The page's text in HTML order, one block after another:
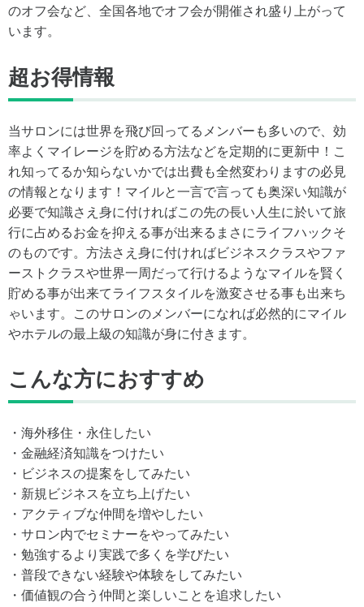
のオフ会など、全国各地でオフ会が開催され盛り上がって
います。
超お得情報
当サロンには世界を飛び回ってるメンバーも多いので、効
率よくマイレージを貯める方法などを定期的に更新中！こ
れ知ってるか知らないかでは出費も全然変わりますの必見
の情報となります！マイルと一言で言っても奥深い知識が
必要で知識さえ身に付ければこの先の長い人生に於いて旅
行に占めるお金を抑える事が出来るまさにライフハックそ
のものです。方法さえ身に付ければビジネスクラスやファ
ーストクラスや世界一周だって行けるようなマイルを賢く
貯める事が出来てライフスタイルを激変させる事も出来ち
ゃいます。このサロンのメンバーになれば必然的にマイル
やホテルの最上級の知識が身に付きます。
こんな方におすすめ
・海外移住・永住したい
・金融経済知識をつけたい
・ビジネスの提案をしてみたい
・新規ビジネスを立ち上げたい
・アクティブな仲間を増やしたい
・サロン内でセミナーをやってみたい
・勉強するより実践で多くを学びたい
・普段できない経験や体験をしてみたい
・価値観の合う仲間と楽しいことを追求したい